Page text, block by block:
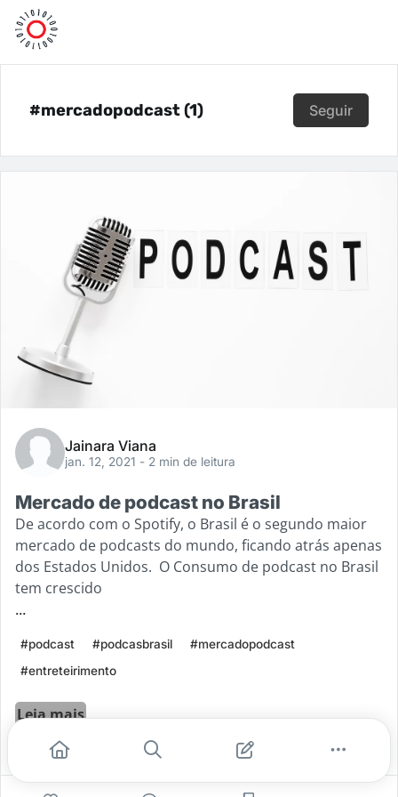
#mercadopodcast (1) Seguir
Jainara Viana
jan. 12, 2021 - 2 min de leitura
Mercado de podcast no Brasil
De acordo com o Spotify, o Brasil é o segundo maior
mercado de podcasts do mundo, ficando atrás apenas
dos Estados Unidos. O Consumo de podcast no Brasil
tem crescido
...
#podcast #podcasbrasil
#mercadopodcast
#entreteirimento
Leia mais